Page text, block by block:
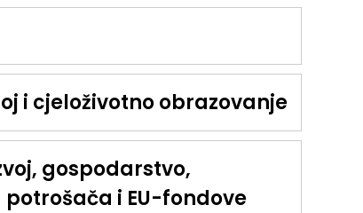
i cjeloživotno obrazovanje
gospodarstvo,
i EU-fondove